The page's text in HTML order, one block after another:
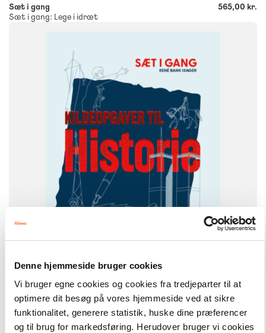
Denne hjemmeside bruger cookies
Vi bruger egne cookies og cookies fra tredjeparter til at
optimere dit besøg på vores hjemmeside ved at sikre
funktionalitet, generere statistik, huske dine præferencer
og til brug for markedsføring. Herudover bruger vi cookies
Sæt i gang
Sæt i gang: Lege i idræt
565,00 kr.
8. klasse 9. klasse
Flergangsbog
9788723573575
- +
Sæt i gang
Sæt i gang: Kildeopgaver til historie
565,00 kr.